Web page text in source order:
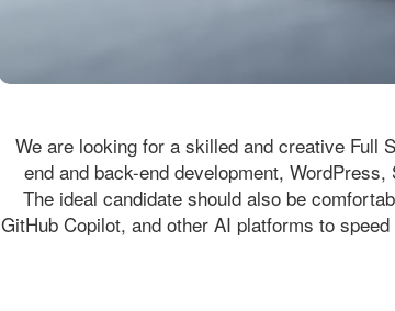
We are looking for a skilled and creative Full
end and back-end development,
The ideal candidate should also be
GitHub Copilot, and other AI platforms to